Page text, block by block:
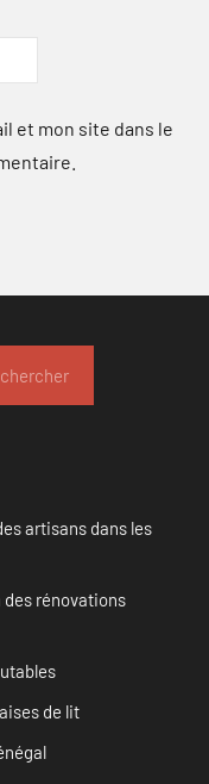
et mon site dans le
artisans dans les
des rénovations
de lit